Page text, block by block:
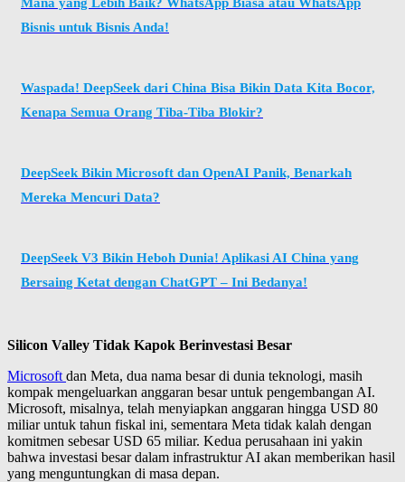
Bisnis untuk Bisnis Anda!
Waspada! DeepSeek dari China Bisa Bikin Data Kita Bocor,
Kenapa Semua Orang Tiba-Tiba Blokir?
DeepSeek Bikin Microsoft dan OpenAI Panik, Benarkah
Mereka Mencuri Data?
DeepSeek V3 Bikin Heboh Dunia! Aplikasi AI China yang
Bersaing Ketat dengan ChatGPT – Ini Bedanya!
Silicon Valley Tidak Kapok Berinvestasi Besar
Microsoft dan Meta, dua nama besar di dunia teknologi, masih
kompak mengeluarkan anggaran besar untuk pengembangan AI.
Microsoft, misalnya, telah menyiapkan anggaran hingga USD 80
miliar untuk tahun fiskal ini, sementara Meta tidak kalah dengan
komitmen sebesar USD 65 miliar. Kedua perusahaan ini yakin
bahwa investasi besar dalam infrastruktur AI akan memberikan hasil
yang menguntungkan di masa depan.